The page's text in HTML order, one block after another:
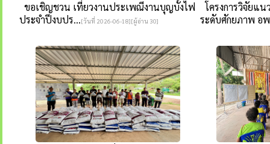
ขอเชิญชวน เที่ยวงานประเพณีงานบุญบั้งไฟ
ประจำปีงบปร...[วันที่ 2026-06-18][ผู้อ่าน 30]
โครงการวิจัยแน
ระดับศักยภาพ อ